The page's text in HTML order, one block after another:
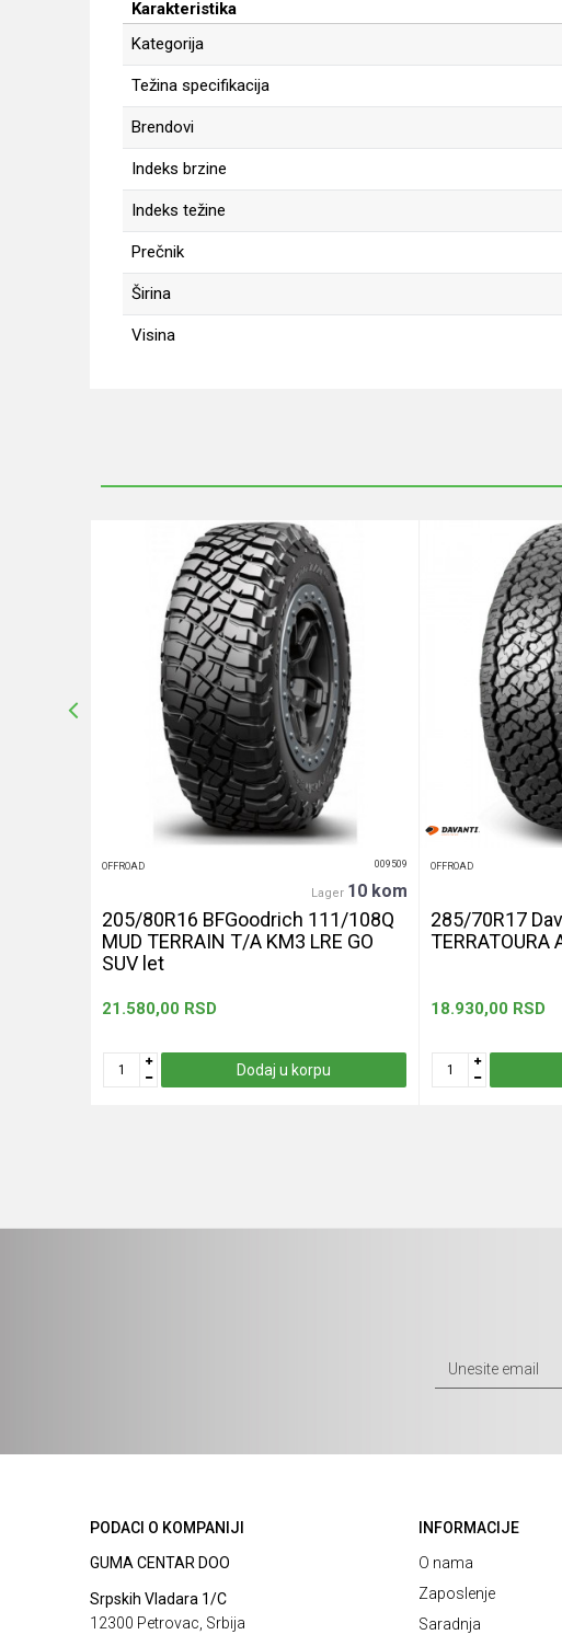
Karakteristika
Kategorija
Težina specifikacija
Brendovi
Indeks brzine
Indeks težine
Prečnik
Širina
Visina
Anti-spam zaštita - izračunajte koliko je 2 + 3 :
POŠALJI
OFFROAD 009509
Lager 10 kom
205/80R16 BFGoodrich 111/108Q
MUD TERRAIN T/A KM3 LRE GO
SUV let
21.580,00 RSD
Dodaj u korpu
OFFROAD
285/70R17
TERRATOURA
18.930,00 RSD
PODACI O KOMPANIJI
GUMA CENTAR DOO
Srpskih Vladara 1/C
12300 Petrovac, Srbija
INFORMACIJE
O nama
Zaposlenje
Saradnja